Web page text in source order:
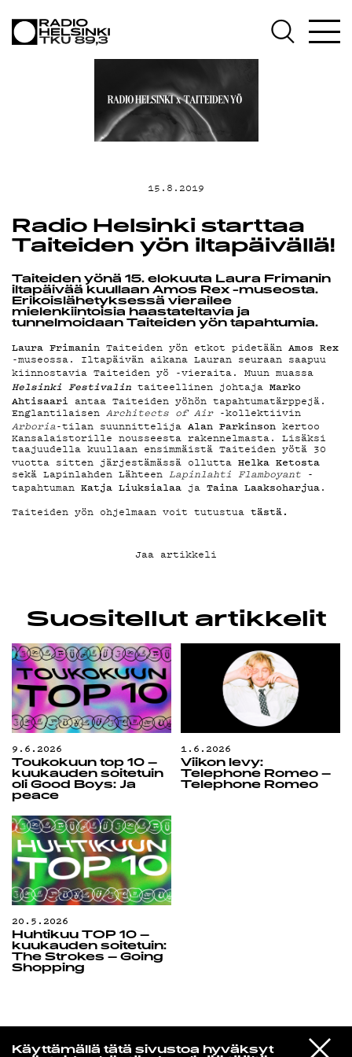
Käyttämällä tätä sivustoa hyväksyt
VIESTI
STUDIOON
Dj Kridlokk
AJANKOHTAISTA
OHJELMAT
TEKIJÄT
ON-DEMAND
PODCAST
MAINOSTA
YHTEYSTIEDOT
G LIVELAB
YSTÄVÄKLUBI
TIETOSUOJA
15.8.2019
Radio Helsinki starttaa
Taiteiden yön iltapäivällä!
Taiteiden yönä 15. elokuuta Laura Frimanin
iltapäivää kuullaan Amos Rex -museosta.
Erikoislähetyksessä vierailee
mielenkiintoisia haastateltavia ja
tunnelmoidaan Taiteiden yön tapahtumia.
Laura Frimanin Taiteiden yön etkot pidetään Amos Rex
-museossa. Iltapäivän aikana Lauran seuraan saapuu
kiinnostavia Taiteiden yö -vieraita. Muun muassa
Helsinki Festivalin taiteellinen johtaja Marko
Ahtisaari antaa Taiteiden yöhön tapahtumatärppejä.
Englantilaisen Architects of Air -kollektiivin
Arboria-tilan suunnittelija Alan Parkinson kertoo
Kansalaistorille nousseesta rakennelmasta. Lisäksi
taajuudella kuullaan ensimmäistä Taiteiden yötä 30
vuotta sitten järjestämässä ollutta Helka Ketosta
sekä Lapinlahden Lähteen Lapinlahti Flamboyant -
tapahtuman Katja Liuksialaa ja Taina Laaksoharjua.
Taiteiden yön ohjelmaan voit tutustua tästä.
Jaa artikkeli
Suositellut artikkelit
9.6.2026
Toukokuun top 10 –
kuukauden soitetuin
oli Good Boys: Ja
peace
1.6.2026
Viikon levy:
Telephone Romeo –
Telephone Romeo
20.5.2026
Huhtikuu TOP 10 –
kuukauden soitetuin:
The Strokes – Going
Shopping